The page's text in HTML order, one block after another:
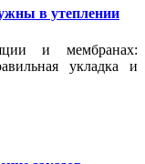
в утеплении
и мембранах:
укладка и